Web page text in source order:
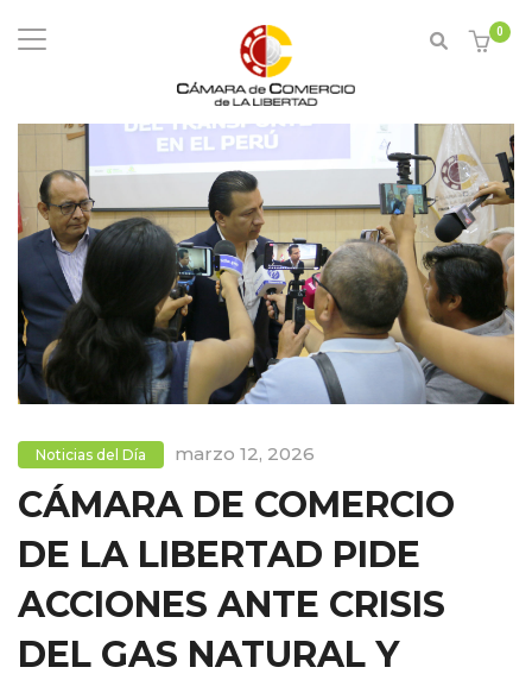
0
Noticias del Día marzo 12, 2026
CÁMARA DE COMERCIO
DE LA LIBERTAD PIDE
ACCIONES ANTE CRISIS
DEL GAS NATURAL Y